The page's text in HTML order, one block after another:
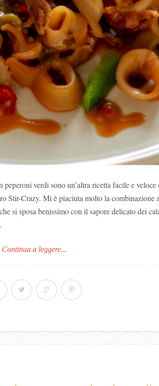
verdi sono un’altra ricetta facile e veloce
Stir-Crazy. Mi è piaciuta molto la combinazione
si sposa benissimo con il sapore delicato dei
Continua a leggere...